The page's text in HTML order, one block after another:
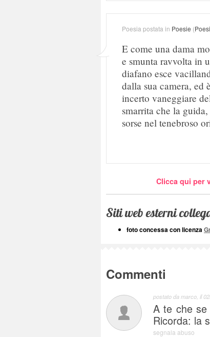
Poesia postata in Poesie (
E come una dama
e smunta ravvolta in
diafano esce
dalla sua camera, ed
incerto vaneggiare
smarrita che la
sorse nel tenebroso
Clicca qui per
Siti web esterni
foto concessa con licenza
Commenti
postato damarco , il
A te che
Ricorda: la
segnala abuso